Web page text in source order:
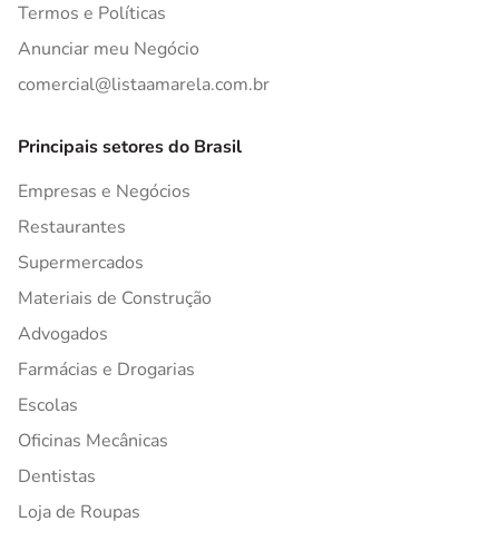
Termos e Políticas
Anunciar meu Negócio
comercial@listaamarela.com.br
Principais setores do Brasil
Empresas e Negócios
Restaurantes
Supermercados
Materiais de Construção
Advogados
Farmácias e Drogarias
Escolas
Oficinas Mecânicas
Dentistas
Loja de Roupas